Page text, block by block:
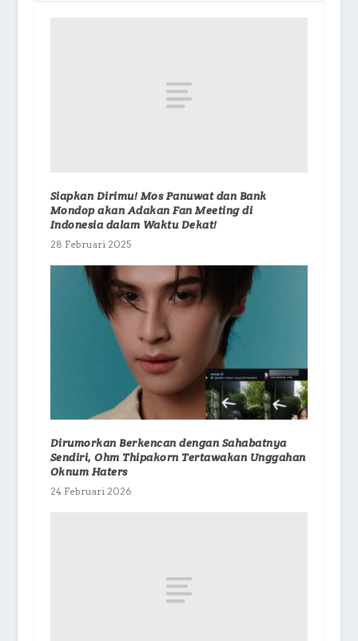
Siapkan Dirimu! Mos Panuwat dan Bank
Mondop akan Adakan Fan Meeting di
Indonesia dalam Waktu Dekat!
28 Februari 2025
Dirumorkan Berkencan dengan Sahabatnya
Sendiri, Ohm Thipakorn Tertawakan Unggahan
Oknum Haters
24 Februari 2026